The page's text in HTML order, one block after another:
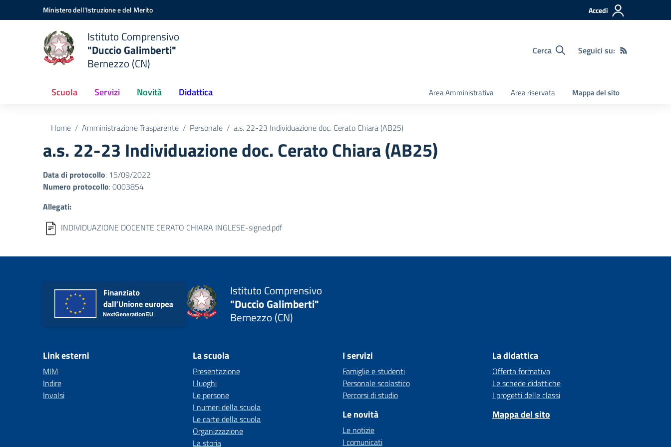
Vai ai contenuti
Vai al menu di navigazioneMinistero dell'Istruzione e del Merito Accedi
Istituto Comprensivo
"Duccio Galimberti"
Bernezzo (CN)
Cerca Seguici su:
Scuola Servizi Novità Didattica Area Amministrativa Area riservata Mappa del sito
Home Amministrazione Trasparente Personale a.s. 22-23 Individuazione doc. Cerato Chiara (AB25)
a.s. 22-23 Individuazione doc. Cerato Chiara (AB25)
Data di protocollo: 15/09/2022
Numero protocollo: 0003854
Allegati:
INDIVIDUAZIONE DOCENTE CERATO CHIARA INGLESE-signed.pdf
Istituto Comprensivo
"Duccio Galimberti"
Bernezzo (CN)
Link esterni
MIM
Indire
Invalsi
La scuola
Presentazione
I luoghi
Le persone
I numeri della scuola
Le carte della scuola
Organizzazione
La storia
I servizi
Famiglie e studenti
Personale scolastico
Percorsi di studio
Le novità
Le notizie
I comunicati
La didattica
Offerta formativa
Le schede didattiche
I progetti delle classi
Mappa del sito